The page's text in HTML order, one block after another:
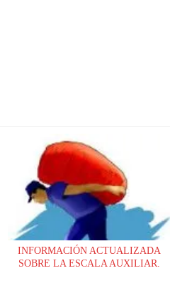
INFORMACIÓN ACTUALIZADA
SOBRE LA ESCALA AUXILIAR.